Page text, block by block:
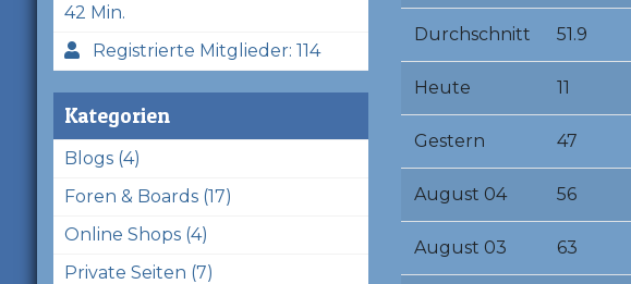
42 Min.
Registrierte Mitglieder: 114
Kategorien
Blogs (4)
Foren & Boards (17)
Online Shops (4)
Private Seiten (7)
Durchschnitt 51.9
Heute 11
Gestern 47
August 04 56
August 03 63